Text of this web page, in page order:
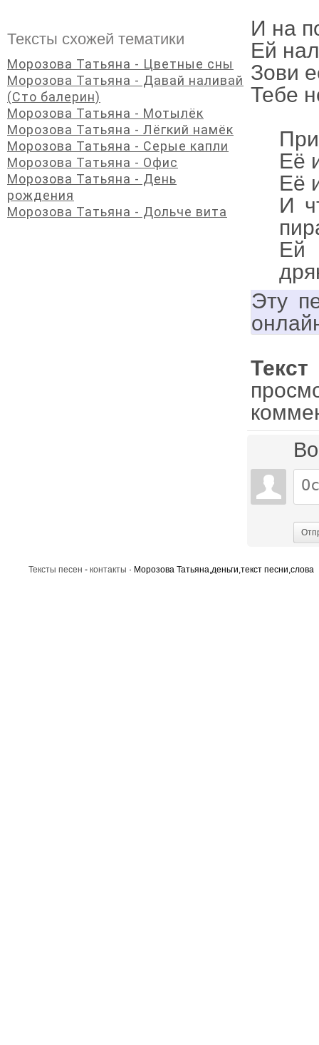
И на
Ей
Зови
Тебе
Её
Её
И
Ей
Эту
Тексты схожей тематики
Морозова Татьяна - Цветные сны
Морозова Татьяна - Давай наливай
(Сто балерин)
Морозова Татьяна - Мотылёк
Морозова Татьяна - Лёгкий намёк
Морозова Татьяна - Серые капли
Морозова Татьяна - Офис
Морозова Татьяна - День
рождения
Морозова Татьяна - Дольче вита
Тексты песен - контакты · Морозова Татьяна,деньги,текст песни,слова